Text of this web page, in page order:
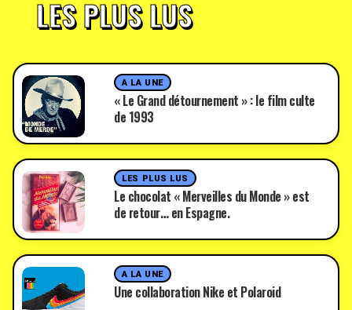
LES PLUS LUS
A LA UNE
« Le Grand détournement » : le film culte
de 1993
LES PLUS LUS
Le chocolat « Merveilles du Monde » est
de retour… en Espagne.
A LA UNE
Une collaboration Nike et Polaroid